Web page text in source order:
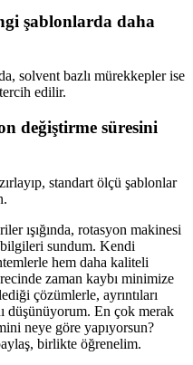
şablonlarda daha
solvent bazlı mürekkepler ise
edilir.
değiştirme süresini
standart ölçü şablonlar
ışığında, rotasyon makinesi
bilgileri sundum. Kendi
hem daha kaliteli
zaman kaybı minimize
çözümlerle, ayrıntıları
düşünüyorum. En çok merak
neye göre yapıyorsun?
birlikte öğrenelim.